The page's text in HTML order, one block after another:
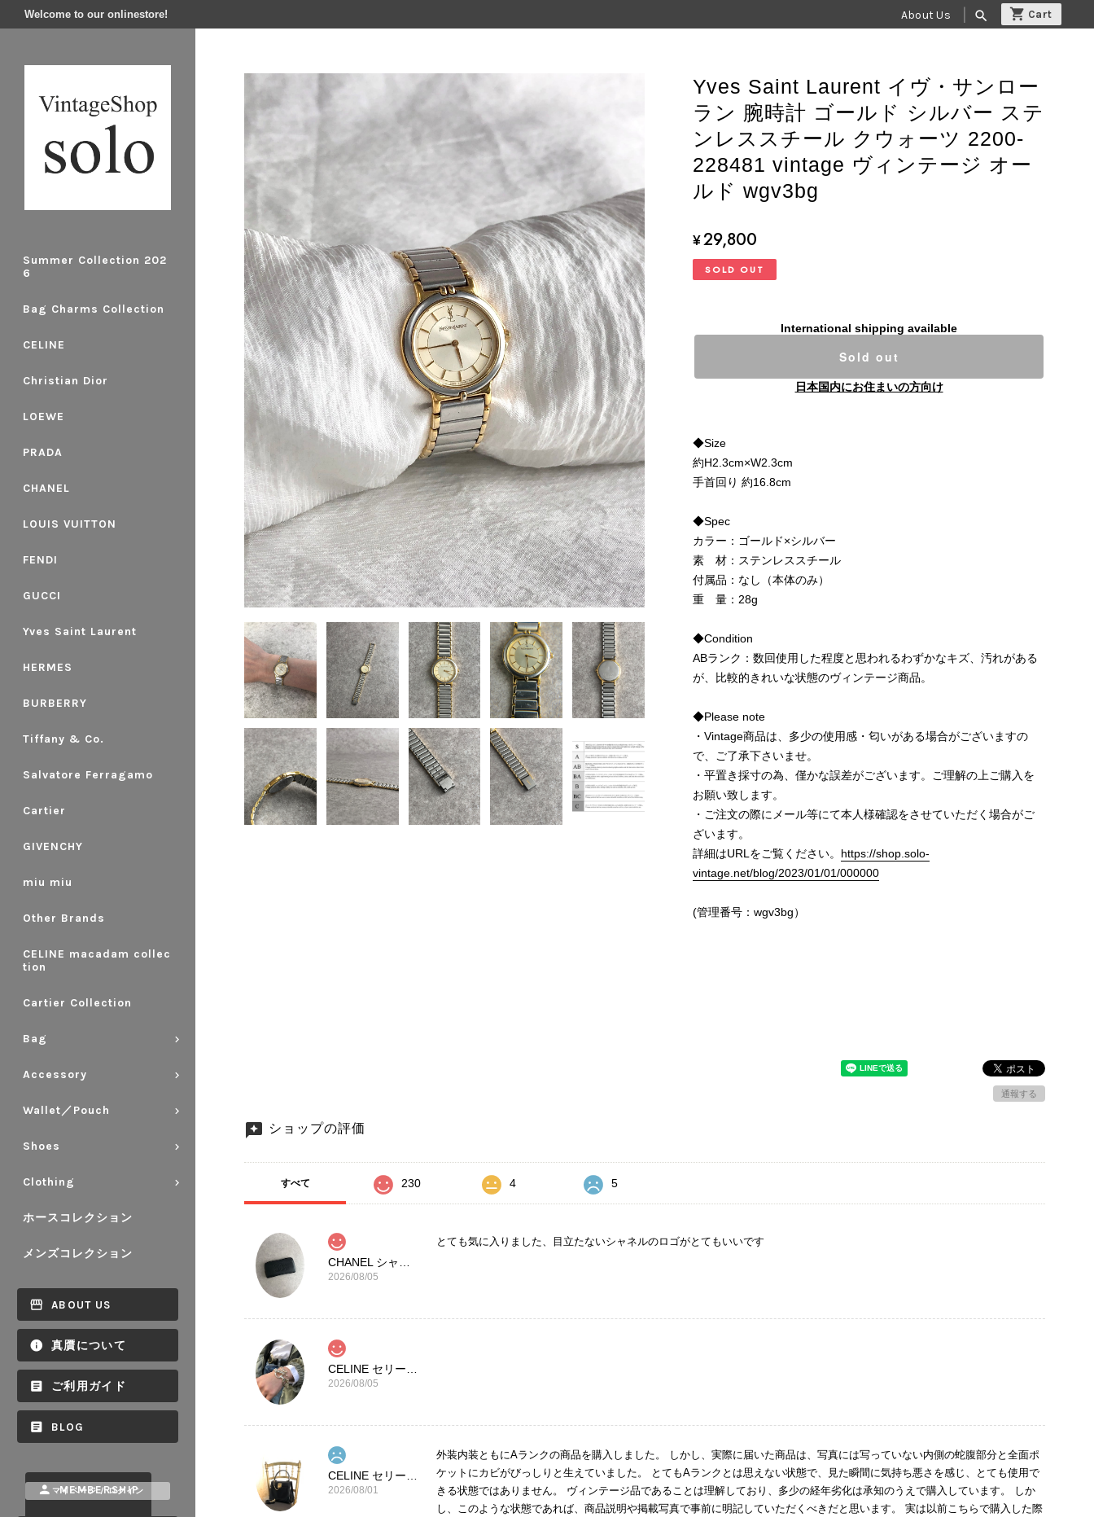
Welcome to our onlinestore! About Us search
Summer Collection 202
6
Bag Charms Collection
CELINE
Christian Dior
LOEWE
PRADA
CHANEL
LOUIS VUITTON
FENDI
GUCCI
Yves Saint Laurent
HERMES
BURBERRY
Tiffany & Co.
Salvatore Ferragamo
Cartier
GIVENCHY
miu miu
Other Brands
CELINE macadam collec
tion
Cartier Collection
Bag
Accessory
Wallet／Pouch
Shoes
Clothing
ホースコレクション
メンズコレクション
ABOUT US
真贋について
ご利用ガイド
BLOG
MEMBERSHIP
マイページ / ログイン
Yves Saint Laurent イヴ・サンロー
ラン 腕時計 ゴールド シルバー ステ
ンレススチール クウォーツ 2200-
228481 vintage ヴィンテージ オー
ルド wgv3bg
¥29,800
SOLD OUT
International shipping available
Sold out
日本国内にお住まいの方向け
◆Size
約H2.3cm×W2.3cm
手首回り 約16.8cm
◆Spec
カラー：ゴールド×シルバー
素 材：ステンレススチール
付属品：なし（本体のみ）
重 量：28g
◆Condition
ABランク：数回使用した程度と思われるわずかなキズ、汚れがある
が、比較的きれいな状態のヴィンテージ商品。
◆Please note
・Vintage商品は、多少の使用感・匂いがある場合がございますの
で、ご了承下さいませ。
・平置き採寸の為、僅かな誤差がございます。ご理解の上ご購入を
お願い致します。
・ご注文の際にメール等にて本人様確認をさせていただく場合がご
ざいます。
詳細はURLをご覧ください。 https://shop.solo-
vintage.net/blog/2023/01/01/000000
(管理番号：wgv3bg）
通報する
ショップの評価
すべて 230 4 5
2026/08/05
とても気に入りました、目立たないシャネルのロゴがとてもいいです
2026/08/05
2026/08/01
外装内装ともにAランクの商品を購入しました。 しかし、実際に届いた商品は、写真には写っていない内側の蛇腹部分と全面ポ
ケットにカビがびっしりと生えていました。 とてもAランクとは思えない状態で、見た瞬間に気持ち悪さを感じ、とても使用で
きる状態ではありません。 ヴィンテージ品であることは理解しており、多少の経年劣化は承知のうえで購入しています。 しか
し、このような状態であれば、商品説明や掲載写真で事前に明記していただくべきだと思います。 実は以前こちらで購入した際